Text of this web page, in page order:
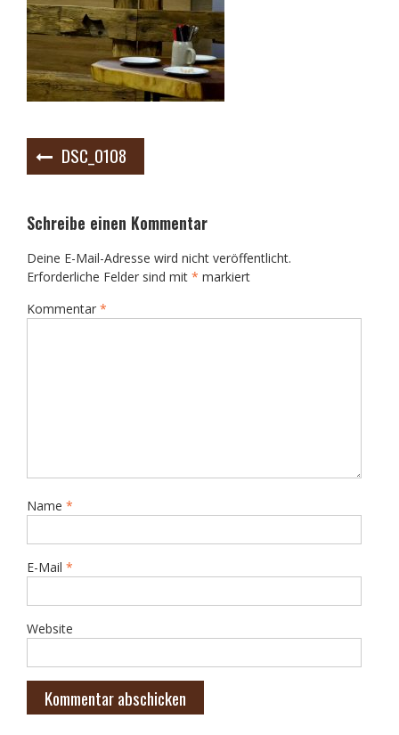
Beitrags-
Navigation
DSC_0108
Schreibe einen Kommentar
Deine E-Mail-Adresse wird nicht veröffentlicht.
Erforderliche Felder sind mit * markiert
Kommentar *
Name *
E-Mail *
Website